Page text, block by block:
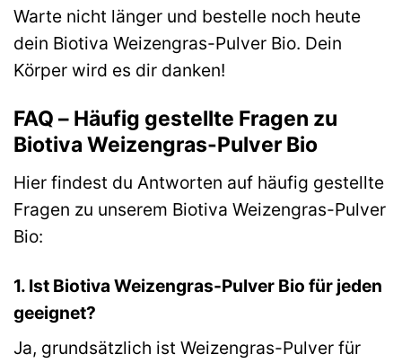
Warte nicht länger und bestelle noch heute
dein Biotiva Weizengras-Pulver Bio. Dein
Körper wird es dir danken!
FAQ – Häufig gestellte Fragen zu
Biotiva Weizengras-Pulver Bio
Hier findest du Antworten auf häufig gestellte
Fragen zu unserem Biotiva Weizengras-Pulver
Bio:
1. Ist Biotiva Weizengras-Pulver Bio für jeden
geeignet?
Ja, grundsätzlich ist Weizengras-Pulver für